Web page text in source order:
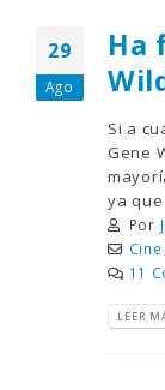
29
Ago
Ha
Si a
Gene
ya
Por
Cine
11
LEER